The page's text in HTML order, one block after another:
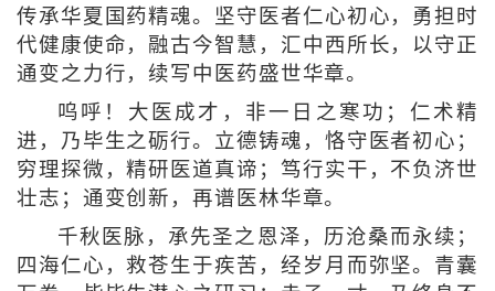
传承华夏国药精魂。坚守医者仁心初心，勇担时
代健康使命，融古今智慧，汇中西所长，以守正
通变之力行，续写中医药盛世华章。
呜呼！大医成才，非一日之寒功；仁术精
进，乃毕生之砺行。立德铸魂，恪守医者初心；
穷理探微，精研医道真谛；笃行实干，不负济世
壮志；通变创新，再谱医林华章。
千秋医脉，承先圣之恩泽，历沧桑而永续；
四海仁心，救苍生于疾苦，经岁月而弥坚。青囊